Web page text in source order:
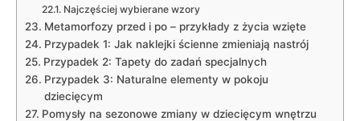
Najczęściej wybierane wzory
Metamorfozy przed i po –‍ przykłady z życia wzięte
Przypadek⁣ 1: ⁢Jak naklejki ścienne zmieniają nastrój
Przypadek 2: Tapety​ do zadań ‌specjalnych
Przypadek⁤ 3: ‍Naturalne elementy w pokoju
⁢dziecięcym
Pomysły na sezonowe zmiany w dziecięcym​ wnętrzu